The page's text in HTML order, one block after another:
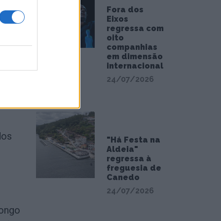
Fora dos
Eixos
regressa com
oito
companhias
em dimensão
internacional
24/07/2026
"Há Festa na
Aldeia"
regressa à
freguesia de
Canedo
24/07/2026